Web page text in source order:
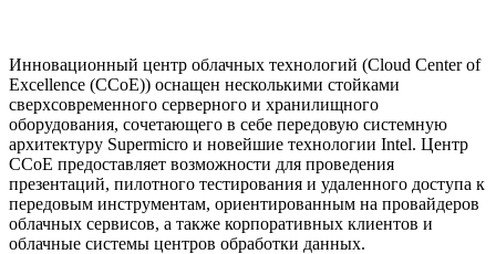
Инновационный центр облачных технологий (Cloud Center of
Excellence (CCoE)) оснащен несколькими стойками
сверхсовременного серверного и хранилищного
оборудования, сочетающего в себе передовую системную
архитектуру Supermicro и новейшие технологии Intel. Центр
CCoE предоставляет возможности для проведения
презентаций, пилотного тестирования и удаленного доступа к
передовым инструментам, ориентированным на провайдеров
облачных сервисов, а также корпоративных клиентов и
облачные системы центров обработки данных.